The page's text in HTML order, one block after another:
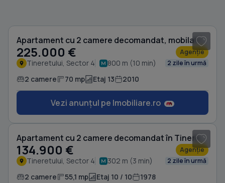
Apartament cu 2 camere decomandat, mobilat în Tineretului
225.000 € Agenție
Tineretului, Sector 4 800 m (10 min) 2 zile în urmă
2 camere 70 mp Etaj 13 2010
Vezi anunțul pe Imobiliare.ro
Apartament cu 2 camere decomandat în Tineretului
134.900 € Agenție
Tineretului, Sector 4 302 m (3 min) 2 zile în urmă
2 camere 55,1 mp Etaj 10 / 10 1978